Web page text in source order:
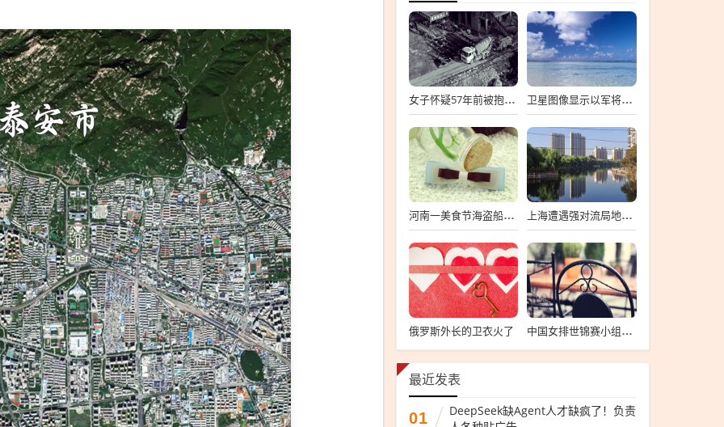
女子怀疑57年前被抱错 寻亲生父母 卫星图像显示以军将有大动作
河南一美食节海盗船拦腰折断 上海遭遇强对流局地半小时降温13℃
俄罗斯外长的卫衣火了 中国女排世锦赛小组第一
最近发表
01
DeepSeek缺Agent人才缺疯了！负责